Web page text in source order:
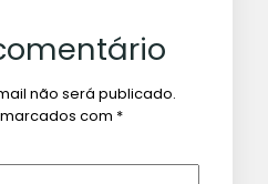
não será publicado.
com *